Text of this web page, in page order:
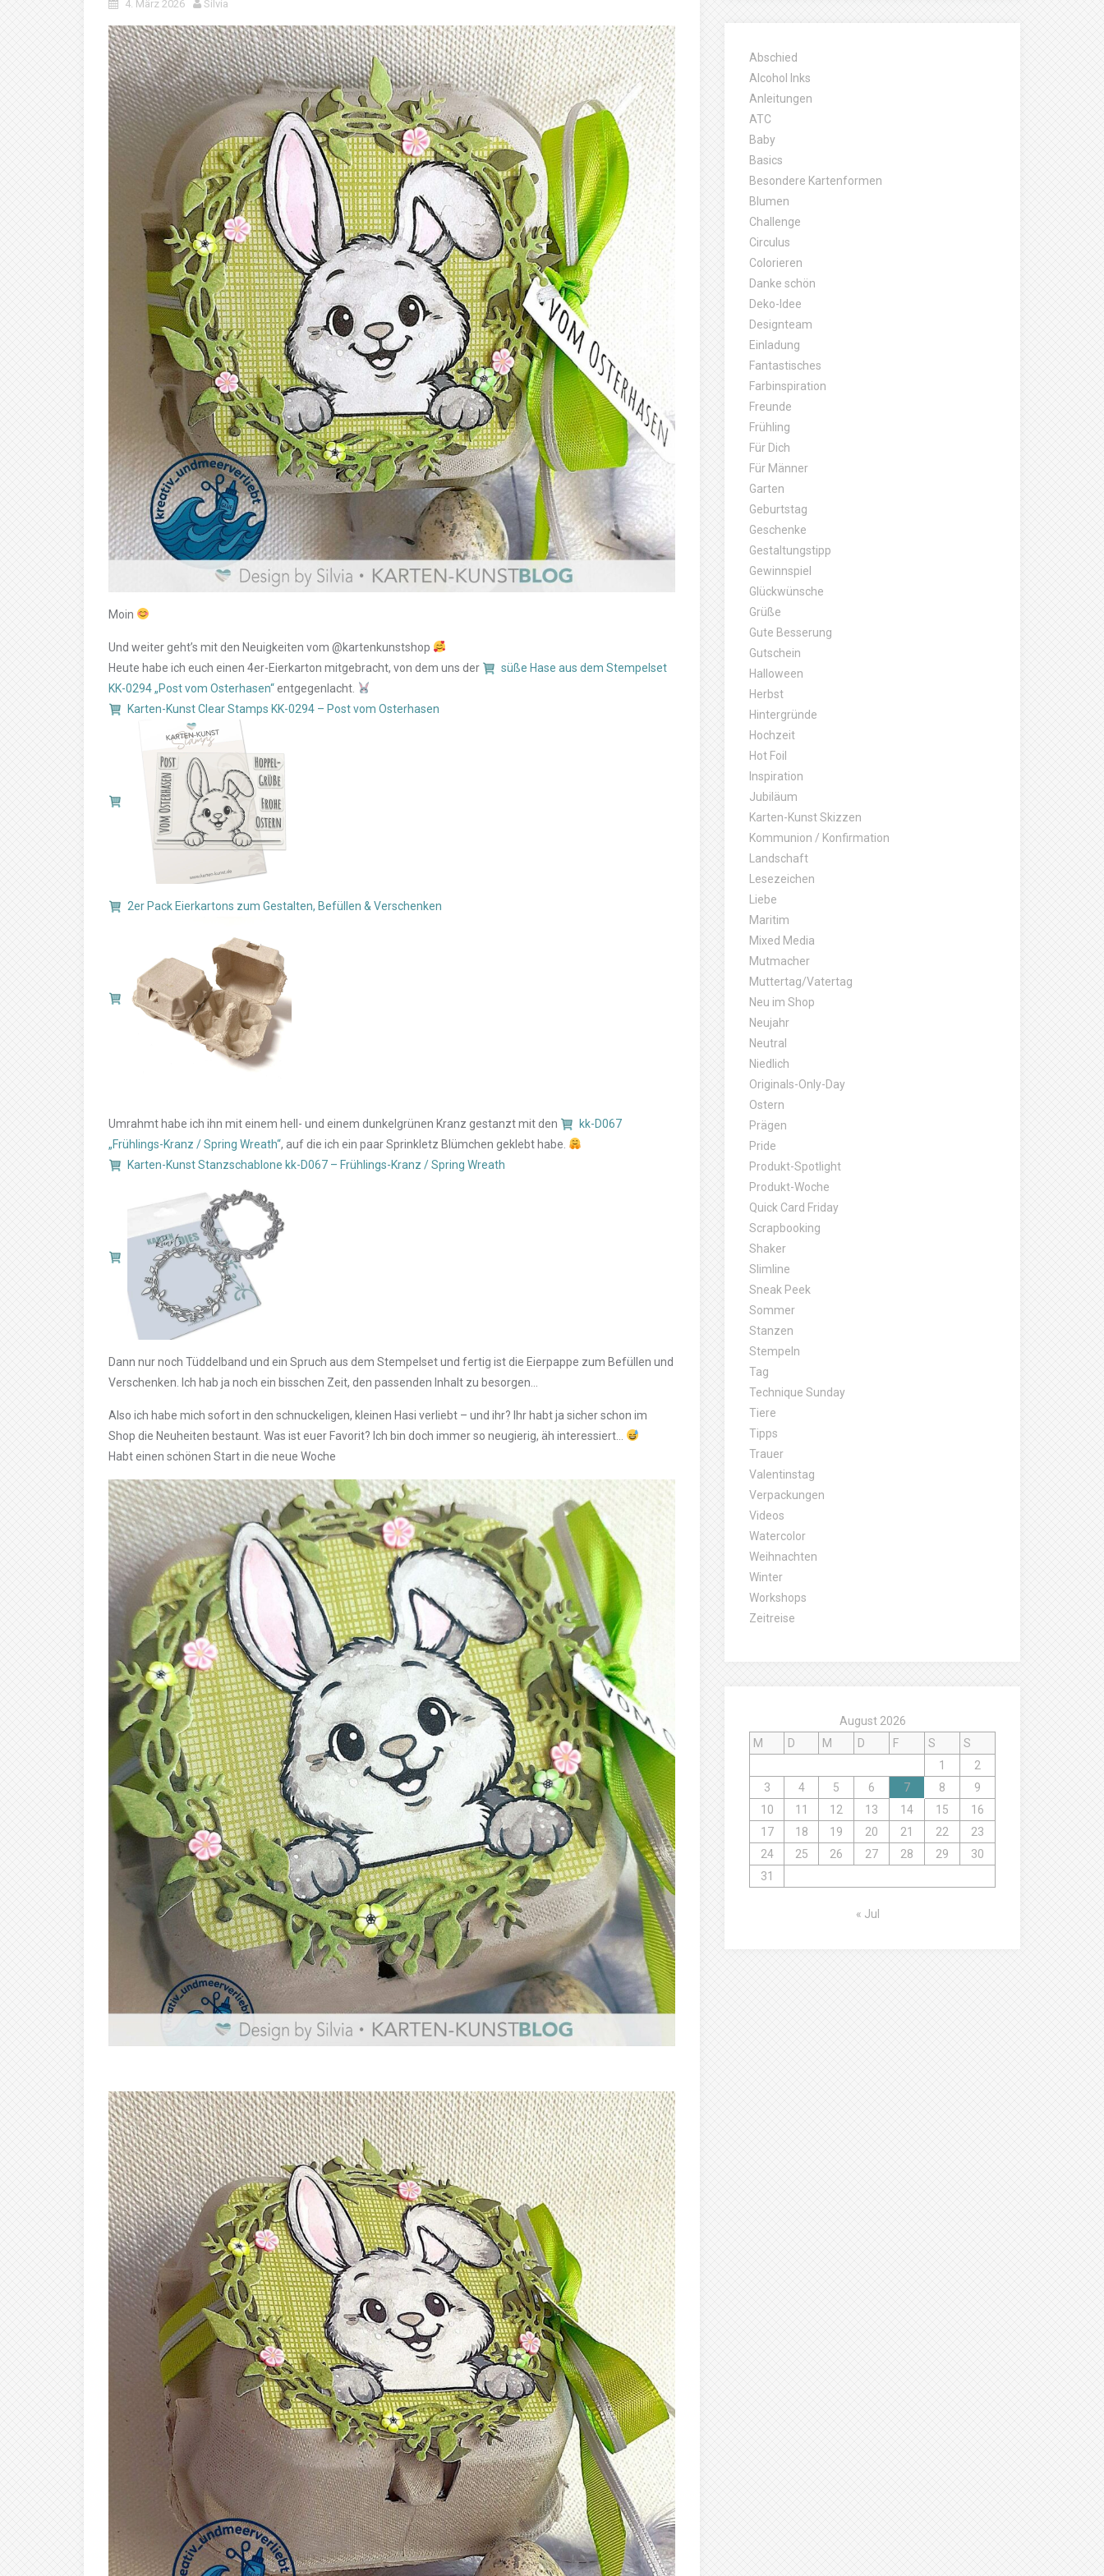
4. März 2026 Silvia
Moin
Und weiter geht’s mit den Neuigkeiten vom @kartenkunstshop
Heute habe ich euch einen 4er-Eierkarton mitgebracht, von dem uns der
süße Hase aus dem Stempelset
KK-0294 „Post vom Osterhasen“entgegenlacht.
Karten-Kunst Clear Stamps KK-0294 – Post vom Osterhasen
2er Pack Eierkartons zum Gestalten, Befüllen & Verschenken
Umrahmt habe ich ihn mit einem hell- und einem dunkelgrünen Kranz gestanzt mit den
kk-D067
„Frühlings-Kranz / Spring Wreath“, auf die ich ein paar Sprinkletz Blümchen geklebt habe.
Karten-Kunst Stanzschablone kk-D067 – Frühlings-Kranz / Spring Wreath
Dann nur noch Tüddelband und ein Spruch aus dem Stempelset und fertig ist die Eierpappe zum Befüllen und
Verschenken. Ich hab ja noch ein bisschen Zeit, den passenden Inhalt zu besorgen…
Also ich habe mich sofort in den schnuckeligen, kleinen Hasi verliebt – und ihr? Ihr habt ja sicher schon im
Shop die Neuheiten bestaunt. Was ist euer Favorit? Ich bin doch immer so neugierig, äh interessiert…
Habt einen schönen Start in die neue Woche
Abschied
Alcohol Inks
Anleitungen
ATC
Baby
Basics
Besondere Kartenformen
Blumen
Challenge
Circulus
Colorieren
Danke schön
Deko-Idee
Designteam
Einladung
Fantastisches
Farbinspiration
Freunde
Frühling
Für Dich
Für Männer
Garten
Geburtstag
Geschenke
Gestaltungstipp
Gewinnspiel
Glückwünsche
Grüße
Gute Besserung
Gutschein
Halloween
Herbst
Hintergründe
Hochzeit
Hot Foil
Inspiration
Jubiläum
Karten-Kunst Skizzen
Kommunion / Konfirmation
Landschaft
Lesezeichen
Liebe
Maritim
Mixed Media
Mutmacher
Muttertag/Vatertag
Neu im Shop
Neujahr
Neutral
Niedlich
Originals-Only-Day
Ostern
Prägen
Pride
Produkt-Spotlight
Produkt-Woche
Quick Card Friday
Scrapbooking
Shaker
Slimline
Sneak Peek
Sommer
Stanzen
Stempeln
Tag
Technique Sunday
Tiere
Tipps
Trauer
Valentinstag
Verpackungen
Videos
Watercolor
Weihnachten
Winter
Workshops
Zeitreise
August 2026
M
D M D F S
S
1
2
3
4 5 6 7 8
9
10
11 12 13 14 15
16
17
18 19 20 21 22
23
24
25 26 27 28 29
30
31
« Jul